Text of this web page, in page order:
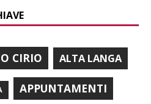
CIRIO ALTA LANGA
APPUNTAMENTI